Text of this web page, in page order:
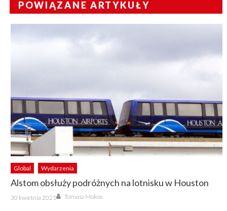
POWIĄZANE ARTYKUŁY
Global Wydarzenia
Alstom obsłuży podróżnych na lotnisku w Houston
Posted
on
30 kwietnia 2021 Author
Tomasz Mokos